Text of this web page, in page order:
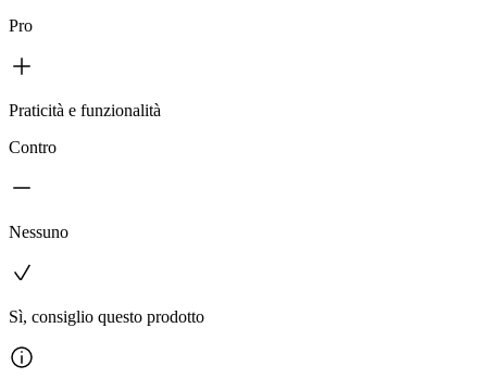
Pro
Praticità e funzionalità
Contro
Nessuno
Sì, consiglio questo prodotto